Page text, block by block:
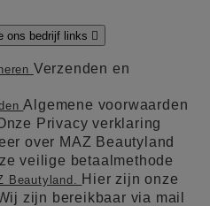
ons bedrijf links 
Verzenden en
Algemene voorwaarden
Privacy verklaring
over MAZ Beautyland
veilige betaalmethode
Beautyland.
Hier zijn onze
zijn bereikbaar via mail